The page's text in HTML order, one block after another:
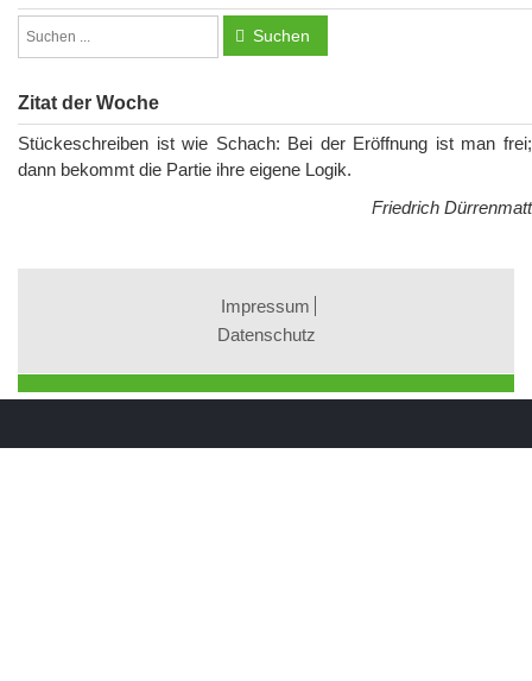
Suchen
Zitat der Woche
Stückeschreiben ist wie Schach: Bei der Eröffnung ist man frei;
dann bekommt die Partie ihre eigene Logik.
Friedrich Dürrenmatt
Impressum
Datenschutz